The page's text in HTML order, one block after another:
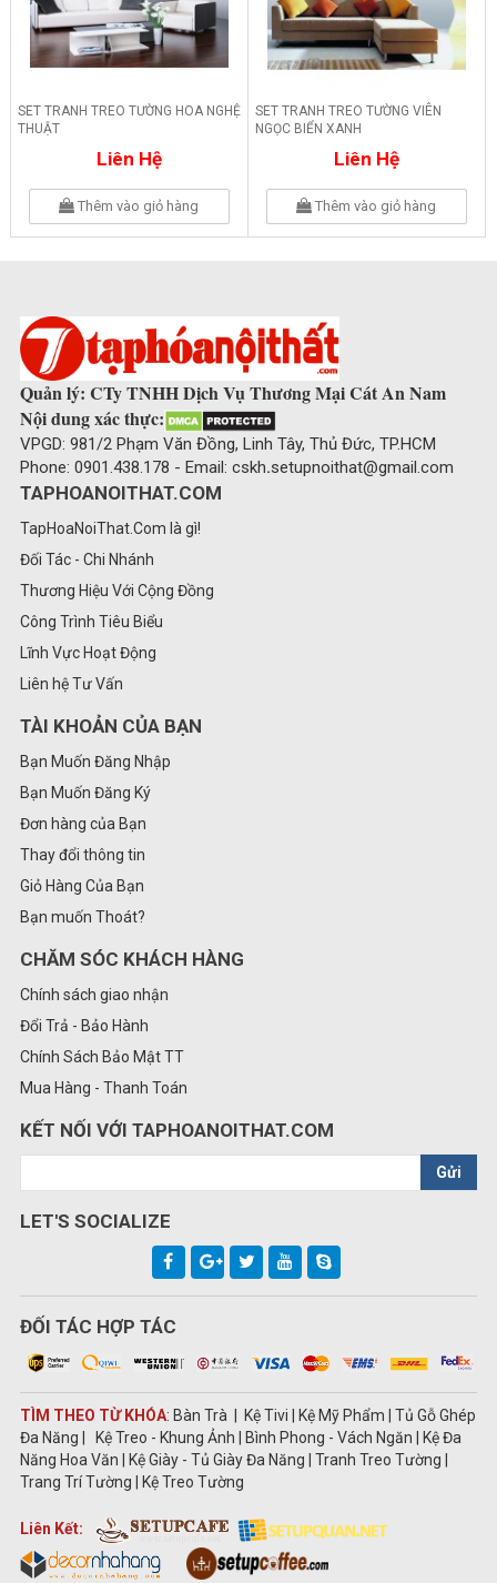
SET TRANH TREO TƯỜNG HOA NGHỆ
THUẬT
Liên Hệ
Thêm vào giỏ hàng
SET TRANH TREO TƯỜNG VIÊN
NGỌC BIỂN XANH
Liên Hệ
Thêm vào giỏ hàng
Quản lý: CTy TNHH Dịch Vụ Thương Mại Cát An Nam
Nội dung xác thực:
VPGD: 981/2 Phạm Văn Đồng, Linh Tây, Thủ Đức, TP.HCM
Phone: 0901.438.178 - Email: cskh.setupnoithat@gmail.com
TAPHOANOITHAT.COM
TapHoaNoiThat.Com là gì!
Đối Tác - Chi Nhánh
Thương Hiệu Với Cộng Đồng
Công Trình Tiêu Biểu
Lĩnh Vực Hoạt Động
Liên hệ Tư Vấn
TÀI KHOẢN CỦA BẠN
Bạn Muốn Đăng Nhập
Bạn Muốn Đăng Ký
Đơn hàng của Bạn
Thay đổi thông tin
Giỏ Hàng Của Bạn
Bạn muốn Thoát?
CHĂM SÓC KHÁCH HÀNG
Chính sách giao nhận
Đổi Trả - Bảo Hành
Chính Sách Bảo Mật TT
Mua Hàng - Thanh Toán
KẾT NỐI VỚI TAPHOANOITHAT.COM
Gửi
LET'S SOCIALIZE
ĐỐI TÁC HỢP TÁC
TÌM THEO TỪ KHÓA: Bàn Trà | Kệ Tivi | Kệ Mỹ Phẩm | Tủ Gỗ Ghép
Đa Năng | Kệ Treo - Khung Ảnh | Bình Phong - Vách Ngăn | Kệ Đa
Năng Hoa Văn | Kệ Giày - Tủ Giày Đa Năng | Tranh Treo Tường |
Trang Trí Tường | Kệ Treo Tường
Liên Kết: